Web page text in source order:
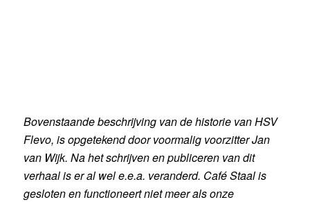
Bovenstaande beschrijving van de historie van HSV
Flevo, is opgetekend door voormalig voorzitter Jan
van Wijk. Na het schrijven en publiceren van dit
verhaal is er al wel e.e.a. veranderd. Café Staal is
gesloten en functioneert niet meer als onze